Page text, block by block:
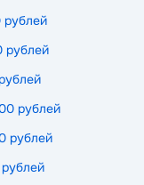
рублей
рублей
рублей